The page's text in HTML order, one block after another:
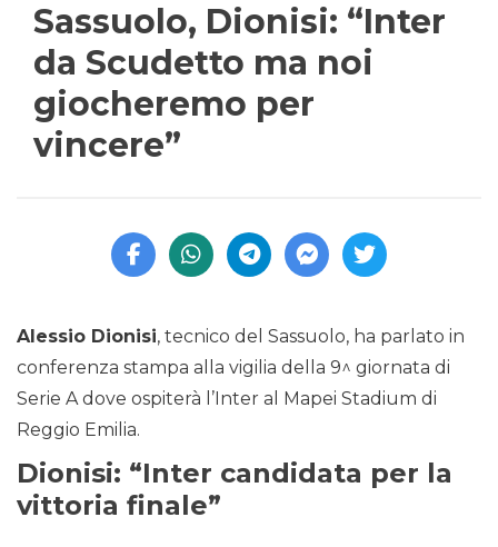
Sassuolo, Dionisi: “Inter
da Scudetto ma noi
giocheremo per
vincere”
Alessio Dionisi, tecnico del Sassuolo, ha parlato in
conferenza stampa alla vigilia della 9^ giornata di
Serie A dove ospiterà l’Inter al Mapei Stadium di
Reggio Emilia.
Dionisi: “Inter candidata per la
vittoria finale”